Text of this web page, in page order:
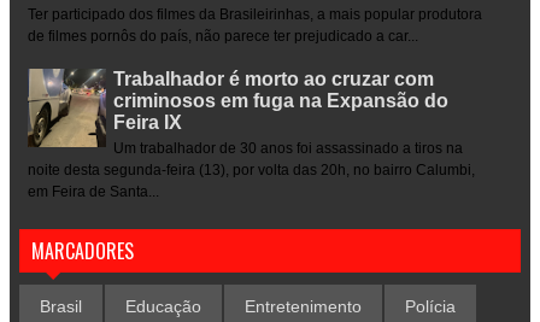
Ter participado dos filmes da Brasileirinhas, a mais popular produtora
de filmes pornôs do país, não parece ter prejudicado a car...
Trabalhador é morto ao cruzar com
criminosos em fuga na Expansão do
Feira IX
Um trabalhador de 30 anos foi assassinado a tiros na
noite desta segunda-feira (13), por volta das 20h, no bairro Calumbi,
em Feira de Santa...
MARCADORES
Brasil Educação Entretenimento Polícia